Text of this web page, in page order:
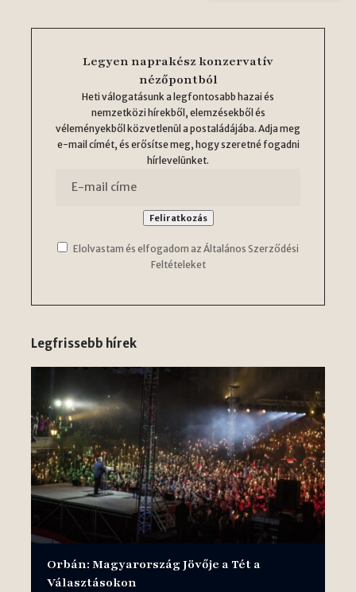
Legyen naprakész konzervatív
nézőpontból
Heti válogatásunk a legfontosabb hazai és
nemzetközi hírekből, elemzésekből és
véleményekből közvetlenül a postaládájába. Adja meg
e-mail címét, és erősítse meg, hogy szeretné fogadni
hírlevelünket.
Elolvastam és elfogadom az Általános Szerződési
Feltételeket
Legfrissebb hírek
Orbán: Magyarország Jövője a Tét a
Választásokon